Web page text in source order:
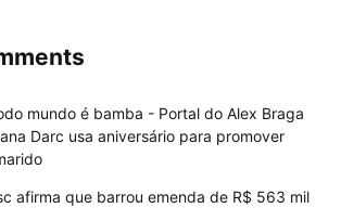
mundo é bamba - Portal do Alex Braga
Darc usa aniversário para promover
afirma que barrou emenda de R$ 563 mil